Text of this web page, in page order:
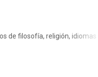
de filosofía, religión, idiomas y